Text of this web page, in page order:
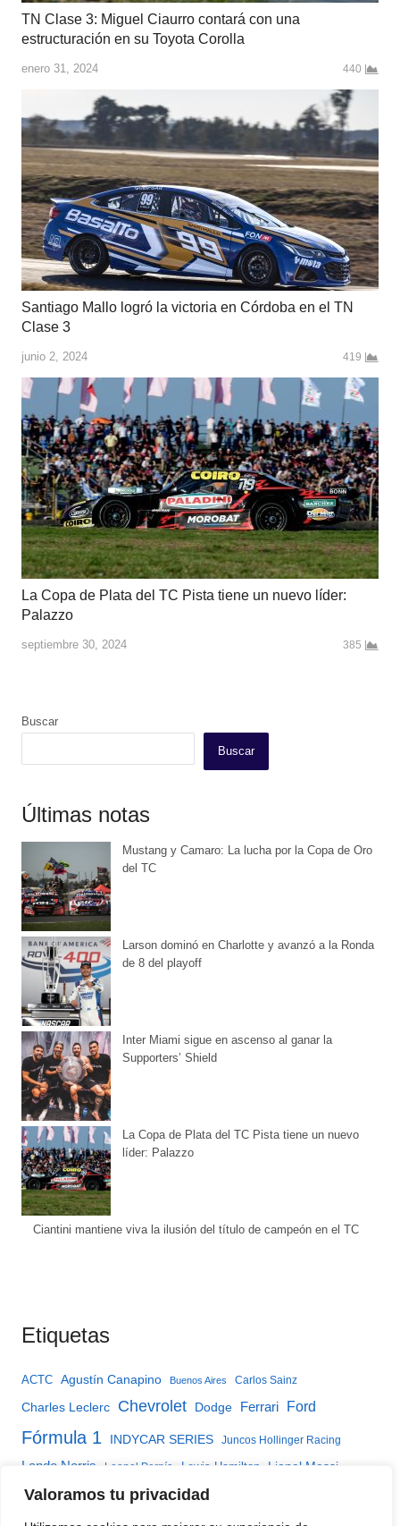
Valoramos tu privacidad
TN Clase 3: Miguel Ciaurro contará con una
estructuración en su Toyota Corolla
enero 31, 2024 440
Santiago Mallo logró la victoria en Córdoba en el TN
Clase 3
junio 2, 2024 419
La Copa de Plata del TC Pista tiene un nuevo líder:
Palazzo
septiembre 30, 2024 385
Buscar
Buscar
Últimas notas
Mustang y Camaro: La lucha por la Copa de Oro
del TC
Larson dominó en Charlotte y avanzó a la Ronda
de 8 del playoff
Inter Miami sigue en ascenso al ganar la
Supporters’ Shield
La Copa de Plata del TC Pista tiene un nuevo
líder: Palazzo
Ciantini mantiene viva la ilusión del título de campeón en el TC
Etiquetas
ACTC Agustín Canapino Buenos Aires Carlos Sainz
Charles Leclerc Chevrolet Dodge Ferrari Ford
Fórmula 1 INDYCAR SERIES Juncos Hollinger Racing
Lando Norris Leonel Pernía Lewis Hamilton Lionel Messi
Matías Rossi Max Verstappen McLaren